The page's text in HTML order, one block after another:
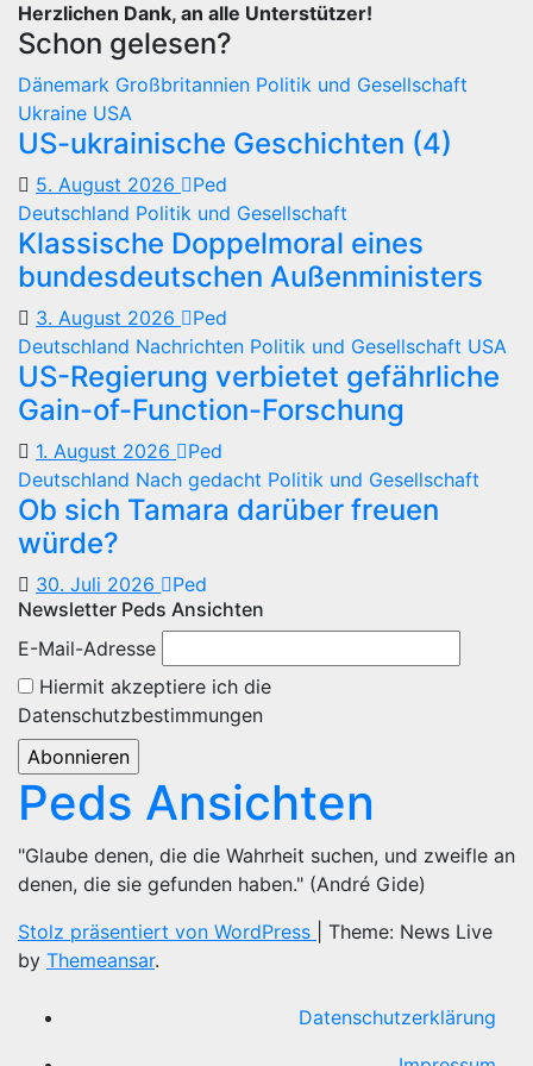
Herzlichen Dank, an alle Unterstützer!
Schon gelesen?
Dänemark Großbritannien Politik und Gesellschaft
Ukraine USA
US-ukrainische Geschichten (4)
5. August 2026
Ped
Deutschland Politik und Gesellschaft
Klassische Doppelmoral eines
bundesdeutschen Außenministers
3. August 2026
Ped
Deutschland Nachrichten Politik und Gesellschaft USA
US-Regierung verbietet gefährliche
Gain-of-Function-Forschung
1. August 2026
Ped
Deutschland Nach gedacht Politik und Gesellschaft
Ob sich Tamara darüber freuen
würde?
30. Juli 2026
Ped
Newsletter Peds Ansichten
E-Mail-Adresse
Hiermit akzeptiere ich die
Datenschutzbestimmungen
Peds Ansichten
"Glaube denen, die die Wahrheit suchen, und zweifle an
denen, die sie gefunden haben." (André Gide)
Stolz präsentiert von WordPress
Theme: News Live
by Themeansar.
Datenschutzerklärung